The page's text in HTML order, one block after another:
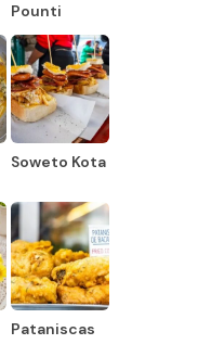
Pounti
Soweto Kota
Pataniscas